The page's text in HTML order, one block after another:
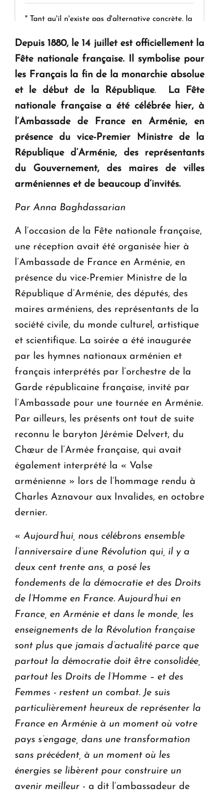
" Tant qu'il n'existe pas d'alternative concrète, la
KASA : 30 ans d'audace, de résilience et d'avenir
en Arménie
Le premier hôtel Hyatt Regency d'Arménie
ouvrira ses portes à Dilijan
Depuis 1880, le 14 juillet est officiellement la
Fête nationale française. Il symbolise pour
les Français
la fin de la monarchie absolue
et le début de la République.
La Fête
nationale française a été célébrée hier, à
l’Ambassade de France en Arménie, en
présence du vice-Premier Ministre de la
République d’Arménie, des représentants
du Gouvernement, des maires de villes
arméniennes et de beaucoup d’invités.
Par Anna Baghdassarian
A l’occasion de la Fête nationale française,
une réception avait été organisée hier à
l’Ambassade de France en Arménie, en
présence du vice-Premier Ministre de la
République d’Arménie, des députés, des
maires arméniens, des représentants de la
société civile, du monde culturel, artistique
et scientifique. La soirée a été inaugurée
par les hymnes nationaux arménien et
français interprétés par l’orchestre de la
Garde républicaine française, invité par
l’Ambassade pour une tournée en Arménie.
Par ailleurs, les présents ont tout de suite
reconnu le baryton Jérémie Delvert, du
Chœur de l’Armée française, qui avait
également interprété la « Valse
arménienne » lors de l’hommage rendu à
Charles Aznavour aux Invalides, en octobre
dernier.
« Aujourd’hui, nous célébrons ensemble
l’anniversaire d’une Révolution qui, il y a
deux cent trente ans, a posé les
fondements de la démocratie et des Droits
de l’Homme en France. Aujourd’hui en
France, en Arménie et dans le monde, les
enseignements de la Révolution française
sont plus que jamais d’actualité parce que
partout la démocratie doit être consolidée,
partout les Droits de l’Homme – et des
Femmes - restent un combat. Je suis
particulièrement heureux de représenter la
France en Arménie à un moment où votre
pays s’engage, dans une transformation
sans précédent, à un moment où les
énergies se libèrent pour construire un
avenir meilleur - a dit l’ambassadeur de